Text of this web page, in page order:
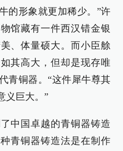
的形象就更加稀少。”许
馆藏有一件西汉错金银
、体量硕大。而小臣艅
其高大，但却是现存唯
青铜器。“这件犀牛尊其
义巨大。”
中国卓越的青铜器铸造
青铜器铸造法是在制作